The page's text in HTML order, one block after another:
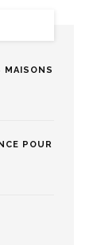
MAISONS
POUR